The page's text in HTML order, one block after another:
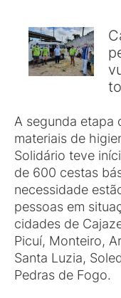
A segunda etapa
materiais de
Solidário teve
de 600 cestas
necessidade
pessoas em
cidades de
Picuí, Monteiro,
Santa Luzia,
Pedras de Fogo.